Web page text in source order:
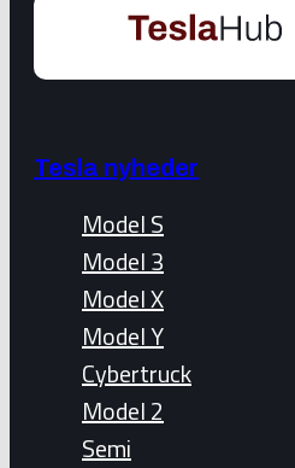
Tesla nyheder
Model S
Model 3
Model X
Model Y
Cybertruck
Model 2
Semi